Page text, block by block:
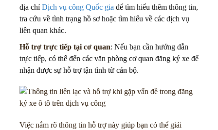
địa chỉ Dịch vụ công Quốc gia để tìm hiểu thêm thông tin,
tra cứu về tình trạng hồ sơ hoặc tìm hiểu về các dịch vụ
liên quan khác.
Hỗ trợ trực tiếp tại cơ quan: Nếu bạn cần hướng dẫn
trực tiếp, có thể đến các văn phòng cơ quan đăng ký xe để
nhận được sự hỗ trợ tận tình từ cán bộ.
Việc nắm rõ thông tin hỗ trợ này giúp bạn có thể giải